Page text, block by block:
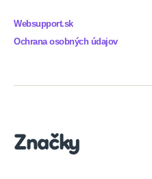
Websupport.sk
Ochrana osobných údajov
Značky